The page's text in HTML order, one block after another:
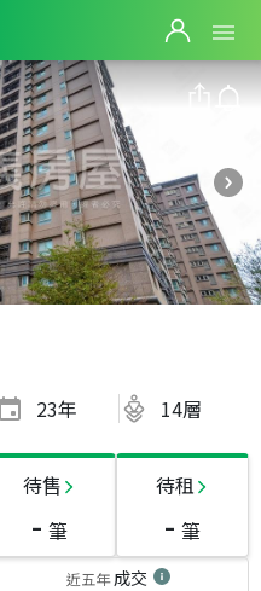
23年 14層
待售
- 筆
待租
- 筆
近五年成交